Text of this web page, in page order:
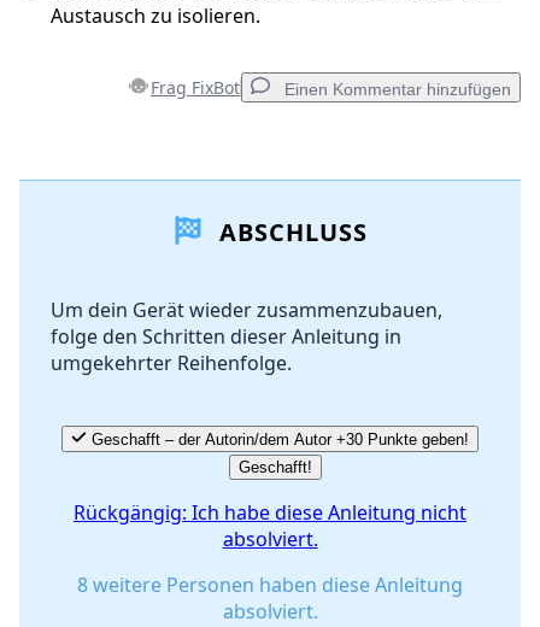
Austausch zu isolieren.
Frag FixBot Einen Kommentar hinzufügen
Kommentar hinzufügen
Abbrechen Kommentieren
ABSCHLUSS
Um dein Gerät wieder zusammenzubauen,
folge den Schritten dieser Anleitung in
umgekehrter Reihenfolge.
Geschafft – der Autorin/dem Autor +30 Punkte geben!
Geschafft!
Rückgängig: Ich habe diese Anleitung nicht
absolviert.
8 weitere Personen haben diese Anleitung
absolviert.